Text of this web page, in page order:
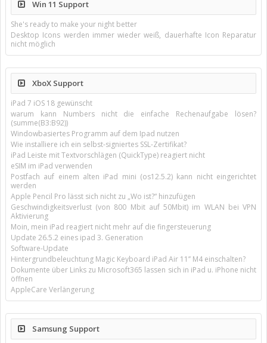
Win 11 Support
She's ready to make your night better
Desktop Icons werden immer wieder weiß, dauerhafte Icon Reparatur
nicht möglich
XboX Support
iPad 7 iOS 18 gewünscht
warum kann Numbers nicht die einfache Rechenaufgabe lösen?
(summe(B3:B92))
Windowbasiertes Programm auf dem Ipad nutzen
Wie installiere ich ein selbst-signiertes SSL-Zertifikat?
iPad Leiste mit Textvorschlägen (QuickType) reagiert nicht
eSIM im iPad verwenden
Postfach auf einem alten iPad mini (os12.5.2) kann nicht eingerichtet
werden
Apple Pencil Pro lässt sich nicht zu „Wo ist?“ hinzufügen
Geschwindigkeitsverlust (von 800 Mbit auf 50Mbit) im WLAN bei VPN
Aktivierung
Moin, mein iPad reagiert nicht mehr auf die fingersteuerung
Update 26.5.2 eines ipad 3. Generation
Software-Update
Hintergrundbeleuchtung Magic Keyboard iPad Air 11’’ M4 einschalten?
Dokumente über Links zu Microsoft365 lassen sich in iPad u. iPhone nicht
öffnen
AppleCare Verlängerung
Samsung Support